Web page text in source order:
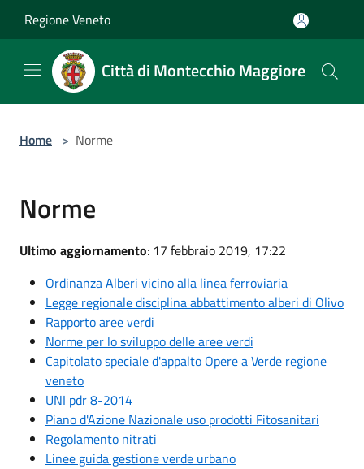
Regione Veneto
Città di Montecchio Maggiore
Home > Norme
Norme
Ultimo aggiornamento: 17 febbraio 2019, 17:22
Ordinanza Alberi vicino alla linea ferroviaria
Legge regionale disciplina abbattimento alberi di Olivo
Rapporto aree verdi
Norme per lo sviluppo delle aree verdi
Capitolato speciale d'appalto Opere a Verde regione
veneto
UNI pdr 8-2014
Piano d'Azione Nazionale uso prodotti Fitosanitari
Regolamento nitrati
Linee guida gestione verde urbano